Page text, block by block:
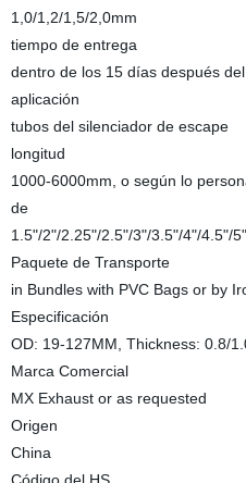
1,0/1,2/1,5/2,0mm
tiempo de entrega
dentro de los 15 días después
aplicación
tubos del silenciador de escape
longitud
1000-6000mm, o según lo
de
1.5"/2"/2.25"/2.5"/3"/3.5"/4"/4.5"/5"
Paquete de Transporte
in Bundles with PVC Bags or by
Especificación
OD: 19-127MM, Thickness: 0.8/
Marca Comercial
MX Exhaust or as requested
Origen
China